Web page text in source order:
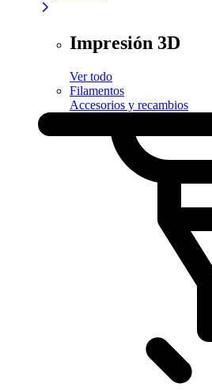
Impresión 3D
Ver todo
Filamentos
Accesorios y recambios